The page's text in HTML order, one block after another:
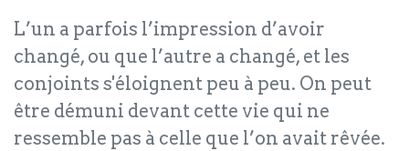
L’un a parfois l’impression d’avoir
changé, ou que l’autre a changé, et les
conjoints s'éloignent peu à peu. On peut
être démuni devant cette vie qui ne
ressemble pas à celle que l’on avait rêvée.